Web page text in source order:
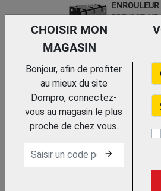
PREVOST
PREVOST
CHOISIR MON
MAGASIN
Bonjour, afin de profiter
au mieux du site
Dompro, connectez-
vous au magasin le plus
proche de chez vous.
arrow_forward